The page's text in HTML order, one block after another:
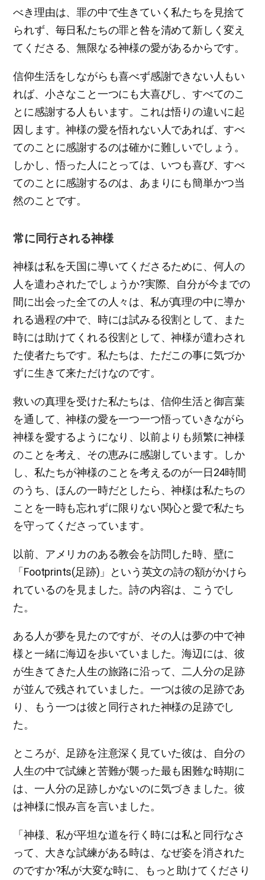
べき理由は、罪の中で生きていく私たちを見捨て
られず、毎日私たちの罪と咎を清めて新しく変え
てくださる、無限なる神様の愛があるからです。
信仰生活をしながらも喜べず感謝できない人もい
れば、小さなこと一つにも大喜びし、すべてのこ
とに感謝する人もいます。これは悟りの違いに起
因します。神様の愛を悟れない人であれば、すべ
てのことに感謝するのは確かに難しいでしょう。
しかし、悟った人にとっては、いつも喜び、すべ
てのことに感謝するのは、あまりにも簡単かつ当
然のことです。
常に同行される神様
神様は私を天国に導いてくださるために、何人の
人を遣わされたでしょうか?実際、自分が今までの
間に出会った全ての人々は、私が真理の中に導か
れる過程の中で、時には試みる役割として、また
時には助けてくれる役割として、神様が遣わされ
た使者たちです。私たちは、ただこの事に気づか
ずに生きて来ただけなのです。
救いの真理を受けた私たちは、信仰生活と御言葉
を通して、神様の愛を一つ一つ悟っていきながら
神様を愛するようになり、以前よりも頻繁に神様
のことを考え、その恵みに感謝しています。しか
し、私たちが神様のことを考えるのが一日24時間
のうち、ほんの一時だとしたら、神様は私たちの
ことを一時も忘れずに限りない関心と愛で私たち
を守ってくださっています。
以前、アメリカのある教会を訪問した時、壁に
「Footprints(足跡)」という英文の詩の額がかけら
れているのを見ました。詩の内容は、こうでし
た。
ある人が夢を見たのですが、その人は夢の中で神
様と一緒に海辺を歩いていました。海辺には、彼
が生きてきた人生の旅路に沿って、二人分の足跡
が並んで残されていました。一つは彼の足跡であ
り、もう一つは彼と同行された神様の足跡でし
た。
ところが、足跡を注意深く見ていた彼は、自分の
人生の中で試練と苦難が襲った最も困難な時期に
は、一人分の足跡しかないのに気づきました。彼
は神様に恨み言を言いました。
「神様、私が平坦な道を行く時には私と同行なさ
って、大きな試練がある時は、なぜ姿を消された
のですか?私が大変な時に、もっと助けてくださり